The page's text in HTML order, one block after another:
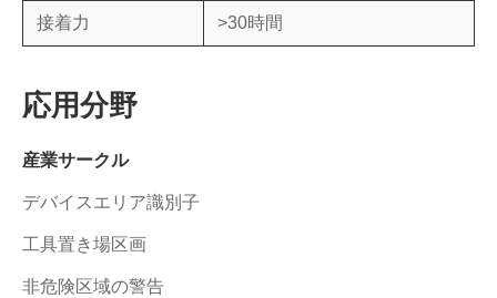
接着力 >30時間
応用分野
産業サークル
デバイスエリア識別子
工具置き場区画
非危険区域の警告